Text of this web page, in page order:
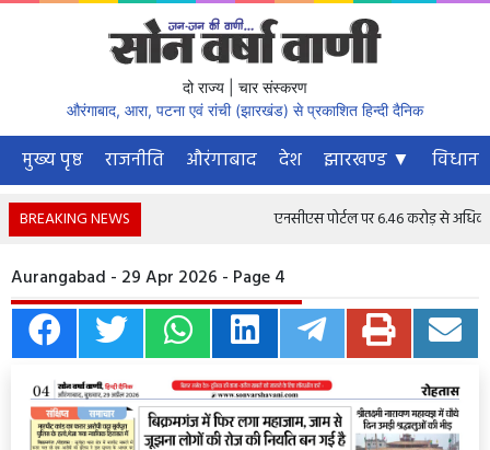
दो राज्य | चार संस्करण
औरंगाबाद, आरा, पटना एवं रांची (झारखंड) से प्रकाशित हिन्दी दैनिक
मुख्य पृष्ठ राजनीति औरंगाबाद देश झारखण्ड ▼
BREAKING NEWS एनसीएस पोर्टल पर 6.46 करोड़ से अधिक
Aurangabad - 29 Apr 2026 - Page 4